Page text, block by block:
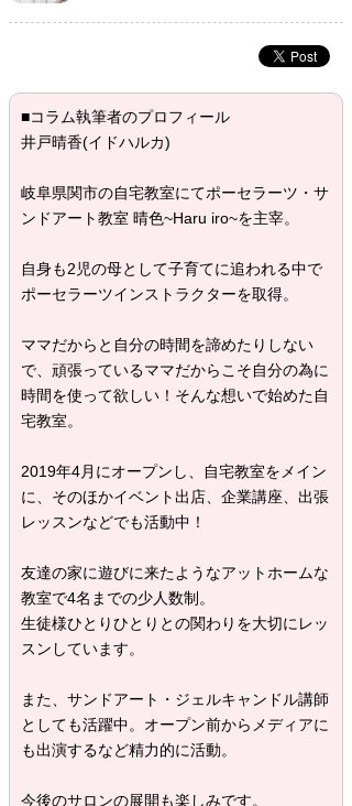
■コラム執筆者のプロフィール
井戸晴香(イドハルカ)
岐阜県関市の自宅教室にてポーセラーツ・サ
ンドアート教室 晴色~Haru iro~を主宰。
自身も2児の母として子育てに追われる中で
ポーセラーツインストラクターを取得。
ママだからと自分の時間を諦めたりしない
で、頑張っているママだからこそ自分の為に
時間を使って欲しい！そんな想いで始めた自
宅教室。
2019年4月にオープンし、自宅教室をメイン
に、そのほかイベント出店、企業講座、出張
レッスンなどでも活動中！
友達の家に遊びに来たようなアットホームな
教室で4名までの少人数制。
生徒様ひとりひとりとの関わりを大切にレッ
スンしています。
また、サンドアート・ジェルキャンドル講師
としても活躍中。オープン前からメディアに
も出演するなど精力的に活動。
今後のサロンの展開も楽しみです。